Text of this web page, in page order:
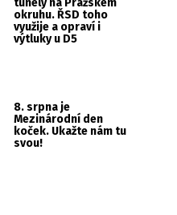
tunely na Pražském
okruhu. ŘSD toho
využije a opraví i
výtluky u D5
8. srpna je
Mezinárodní den
koček. Ukažte nám tu
svou!